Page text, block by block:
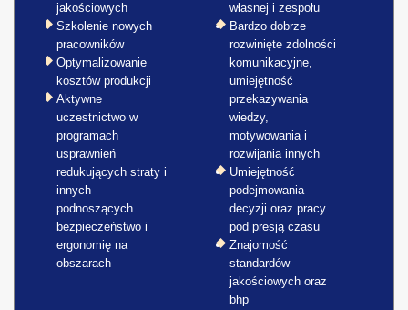
jakościowych
Szkolenie nowych
pracowników
Optymalizowanie
kosztów produkcji
Aktywne
uczestnictwo w
programach
usprawnień
redukujących straty i
innych
podnoszących
bezpieczeństwo i
ergonomię na
obszarach
własnej i zespołu
Bardzo dobrze
rozwinięte zdolności
komunikacyjne,
umiejętność
przekazywania
wiedzy,
motywowania i
rozwijania innych
Umiejętność
podejmowania
decyzji oraz pracy
pod presją czasu
Znajomość
standardów
jakościowych oraz
bhp